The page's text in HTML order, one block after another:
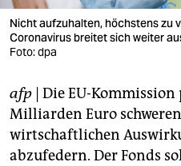
veranstaltungen
shop
fragen & hilfe
unterstützen
abo
Nicht aufzuhalten, höchstens zu
Coronavirus breitet sich weiter
Foto: dpa
afp | Die EU-
Milliarden Euro
wirtschaftlichen
abzufedern. Der Fonds